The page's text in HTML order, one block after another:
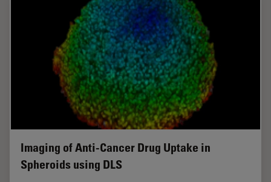
Imaging of Anti-Cancer Drug Uptake in
Spheroids using DLS